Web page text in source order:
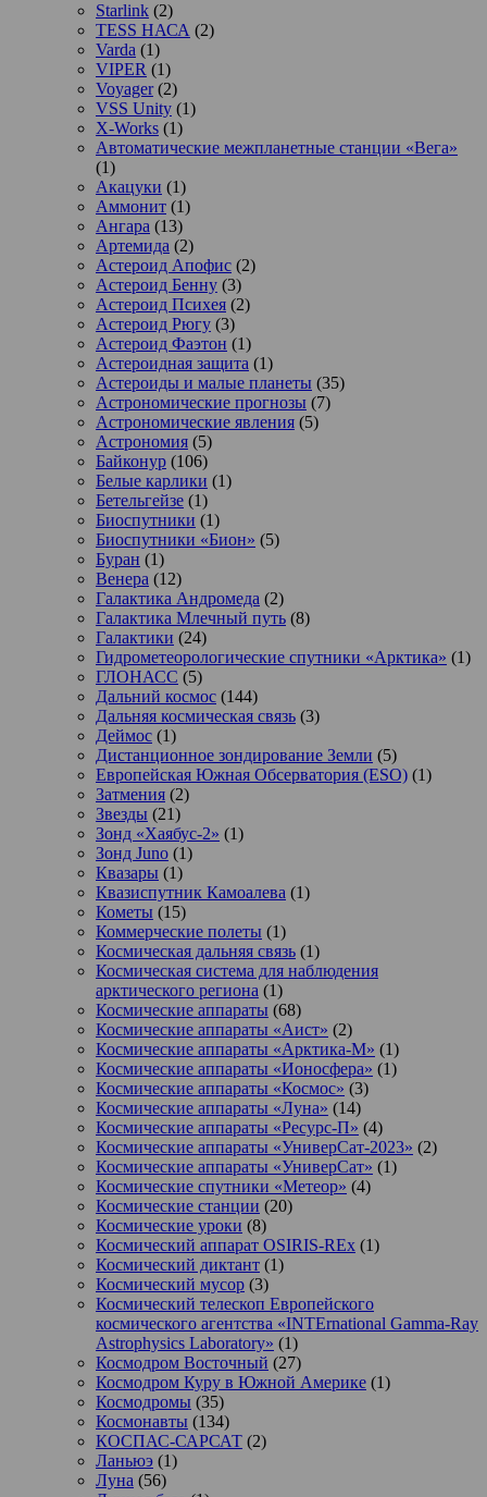
Starlink (2)
TESS НАСА (2)
Varda (1)
VIPER (1)
Voyager(2)
VSS Unity (1)
X-Works (1)
Автоматические межпланетные станции «Вега»
(1)
Акацуки (1)
Аммонит (1)
Ангара (13)
Артемида (2)
Астероид Апофис (2)
Астероид Бенну (3)
Астероид Психея (2)
Астероид Рюгу (3)
Астероид Фаэтон (1)
Астероидная защита (1)
Астероиды и малые планеты (35)
Астрономические прогнозы (7)
Астрономические явления (5)
Астрономия (5)
Байконур (106)
Белые карлики (1)
Бетельгейзе (1)
Биоспутники (1)
Биоспутники «Бион» (5)
Буран (1)
Венера (12)
Галактика Андромеда (2)
Галактика Млечный путь (8)
Галактики (24)
Гидрометеорологические спутники «Арктика» (1)
ГЛОНАСС (5)
Дальний космос (144)
Дальняя космическая связь (3)
Деймос (1)
Дистанционное зондирование Земли (5)
Европейская Южная Обсерватория (ESO) (1)
Затмения (2)
Звезды (21)
Зонд «Хаябус-2» (1)
Зонд Juno (1)
Квазары (1)
Квазиспутник Камоалева (1)
Кометы (15)
Коммерческие полеты (1)
Космическая дальняя связь (1)
Космическая система для наблюдения
арктического региона (1)
Космические аппараты (68)
Космические аппараты «Аист» (2)
Космические аппараты «Арктика-М» (1)
Космические аппараты «Ионосфера» (1)
Космические аппараты «Космос» (3)
Космические аппараты «Луна» (14)
Космические аппараты «Ресурс-П» (4)
Космические аппараты «УниверСат-2023» (2)
Космические аппараты «УниверСат» (1)
Космические спутники «Метеор» (4)
Космические станции (20)
Космические уроки (8)
Космический аппарат OSIRIS-REx (1)
Космический диктант (1)
Космический мусор (3)
Космический телескоп Европейского
космического агентства «INTErnational Gamma-Ray
Astrophysics Laboratory» (1)
Космодром Восточный (27)
Космодром Куру в Южной Америке (1)
Космодромы (35)
Космонавты (134)
КОСПАС-САРСАТ (2)
Ланьюэ (1)
Луна (56)